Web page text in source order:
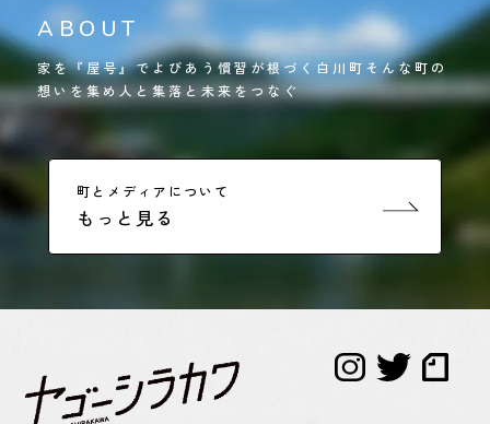
ABOUT
家を『屋号』でよびあう慣習が根づく白川町そんな町の
想いを集め人と集落と未来をつなぐ
町とメディアについて
もっと見る